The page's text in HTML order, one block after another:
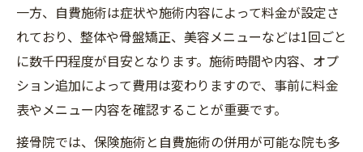
一方、自費施術は症状や施術内容によって料金が設定さ
れており、整体や骨盤矯正、美容メニューなどは1回ごと
に数千円程度が目安となります。施術時間や内容、オプ
ション追加によって費用は変わりますので、事前に料金
表やメニュー内容を確認することが重要です。
接骨院では、保険施術と自費施術の併用が可能な院も多